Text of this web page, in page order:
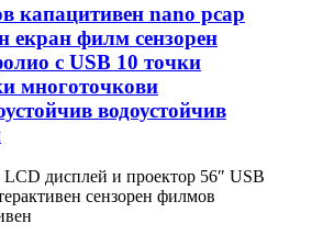
капацитивен nano pcap
екран филм сензорен
с USB 10 точки
многоточкови
водоустойчив